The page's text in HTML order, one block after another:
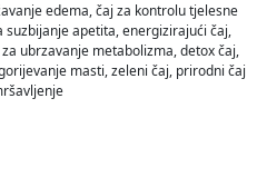
edema, čaj za kontrolu tjelesne
suzbijanje apetita, energizirajući čaj,
ubrzavanje metabolizma, detox čaj,
masti, zeleni čaj, prirodni čaj